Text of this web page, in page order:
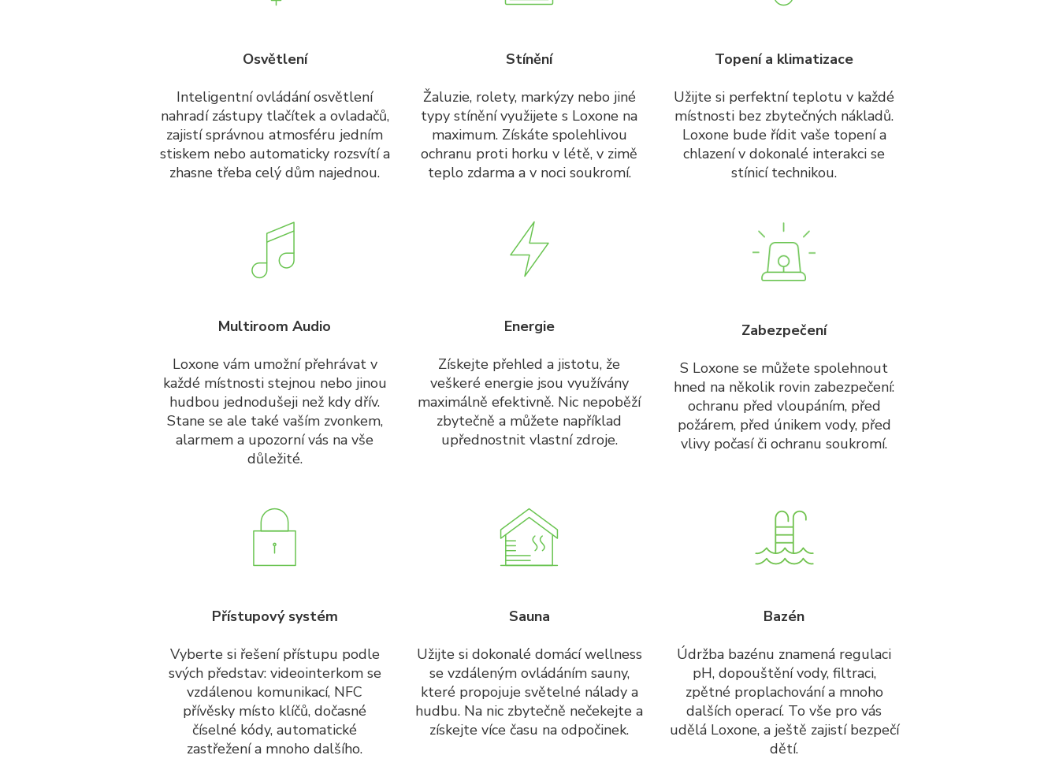
Osvětlení
Inteligentní ovládání osvětlení
nahradí zástupy tlačítek a ovladačů,
zajistí správnou atmosféru jedním
stiskem nebo automaticky rozsvítí a
zhasne třeba celý dům najednou.
Stínění
Žaluzie, rolety, markýzy nebo jiné
typy stínění využijete s Loxone na
maximum. Získáte spolehlivou
ochranu proti horku v létě, v zimě
teplo zdarma a v noci soukromí.
Topení a klimatizace
Užijte si perfektní teplotu v každé
místnosti bez zbytečných nákladů.
Loxone bude řídit vaše topení a
chlazení v dokonalé interakci se
stínicí technikou.
Multiroom Audio
Loxone vám umožní přehrávat v
každé místnosti stejnou nebo jinou
hudbou jednodušeji než kdy dřív.
Stane se ale také vaším zvonkem,
alarmem a upozorní vás na vše
důležité.
Energie
Získejte přehled a jistotu, že
veškeré energie jsou využívány
maximálně efektivně. Nic nepoběží
zbytečně a můžete například
upřednostnit vlastní zdroje.
Zabezpečení
S Loxone se můžete spolehnout
hned na několik rovin zabezpečení:
ochranu před vloupáním, před
požárem, před únikem vody, před
vlivy počasí či ochranu soukromí.
Přístupový systém
Vyberte si řešení přístupu podle
svých představ: videointerkom se
vzdálenou komunikací, NFC
přívěsky místo klíčů, dočasné
číselné kódy, automatické
zastřežení a mnoho dalšího.
Sauna
Užijte si dokonalé domácí wellness
se vzdáleným ovládáním sauny,
které propojuje světelné nálady a
hudbu. Na nic zbytečně nečekejte a
získejte více času na odpočinek.
Bazén
Údržba bazénu znamená regulaci
pH, dopouštění vody, filtraci,
zpětné proplachování a mnoho
dalších operací. To vše pro vás
udělá Loxone, a ještě zajistí bezpečí
dětí.